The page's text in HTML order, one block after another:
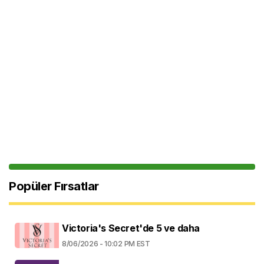
Popüler Fırsatlar
Victoria's Secret'de 5 ve daha
8/06/2026 - 10:02 PM EST